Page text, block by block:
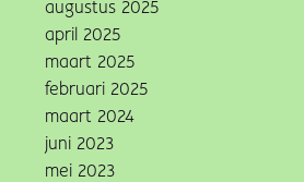
augustus 2025
april 2025
maart 2025
februari 2025
maart 2024
juni 2023
mei 2023